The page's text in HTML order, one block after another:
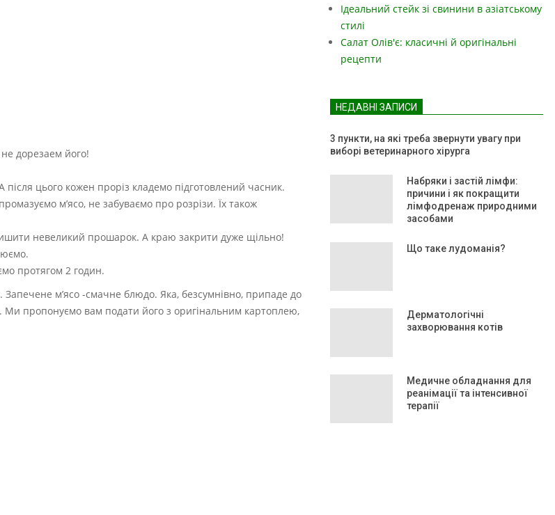
дорезаем його!
цього кожен проріз кладемо підготовлений часник.
м’ясо, не забуваємо про розрізи. Їх також
невеликий прошарок. А краю закрити дуже щільно!
протягом 2 годин.
Запечене м’ясо -смачне блюдо. Яка, безсумнівно, припаде до
Ми пропонуємо вам подати його з оригінальним картоплею,
Ідеальний стейк зі свинини в азіатському
стилі
Салат Олів'є: класичні й оригінальні
рецепти
НЕДАВНІ ЗАПИСИ
3 пункти, на які треба звернути увагу при
виборі ветеринарного хірурга
Набряки і застій лімфи:
причини і як покращити
лімфодренаж природними
засобами
Що таке лудоманія?
Дерматологічні
захворювання котів
Медичне обладнання для
реанімації та інтенсивної
терапії